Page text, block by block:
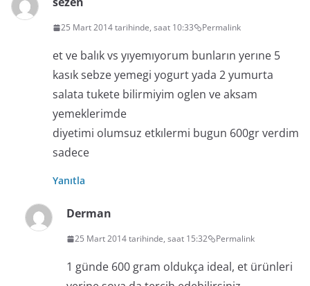
25 Mart 2014 tarihinde, saat 10:33 Permalink
et ve balık vs yıyemıyorum bunların yerıne 5
kasık sebze yemegi yogurt yada 2 yumurta
salata tukete bilirmiyim oglen ve aksam
yemeklerimde
diyetimi olumsuz etkılermi bugun 600gr verdim
sadece
Yanıtla
Derman
25 Mart 2014 tarihinde, saat 15:32 Permalink
1 günde 600 gram oldukça ideal, et ürünleri